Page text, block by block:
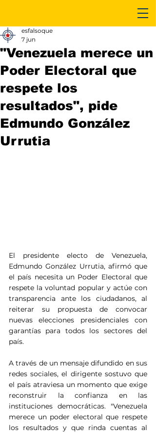
"Venezuela merece un
Poder Electoral que
respete los
resultados", pide
Edmundo González
Urrutia
esfalsoque
7 jun
El presidente electo de Venezuela,
Edmundo González Urrutia, afirmó que
el país necesita un Poder Electoral que
respete la voluntad popular y actúe con
transparencia ante los ciudadanos, al
reiterar su propuesta de convocar
nuevas elecciones presidenciales con
garantías para todos los sectores del
país.
A través de un mensaje difundido en sus
redes sociales, el dirigente sostuvo que
el país atraviesa un momento que exige
reconstruir la confianza en las
instituciones democráticas. "Venezuela
merece un poder electoral que respete
los resultados y que rinda cuentas al